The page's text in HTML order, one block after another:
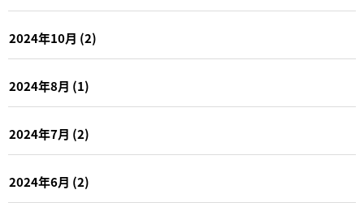
2024年10月 (2)
2024年8月 (1)
2024年7月 (2)
2024年6月 (2)